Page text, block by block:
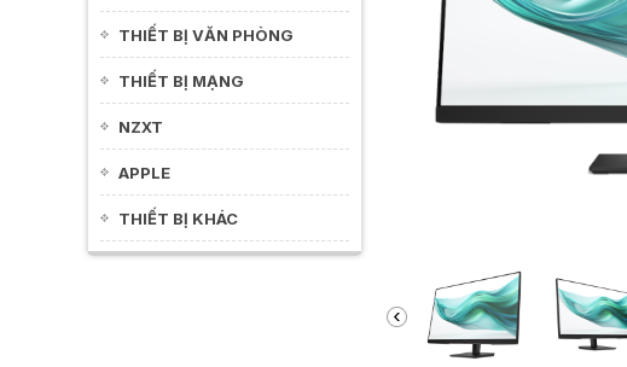
THIẾT BỊ VĂN PHÒNG
THIẾT BỊ MẠNG
NZXT
APPLE
THIẾT BỊ KHÁC